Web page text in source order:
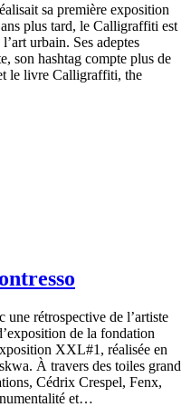
sa première exposition
plus tard, le Calligraffiti est
urbain. Ses adeptes
son hashtag compte plus de
le livre Calligraffiti, the
une rétrospective de l’artiste
de la fondation
XXL#1, réalisée en
À travers des toiles grand
Cédrix Crespel, Fenx,
et…